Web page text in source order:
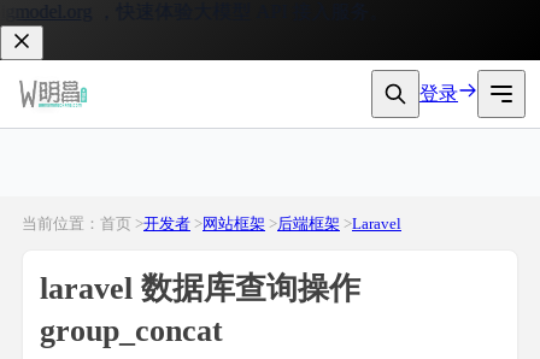
，快速体验大模型 API 接入服务。
登录
当前位置：首页 >开发者 >网站框架 >后端框架 >Laravel
laravel 数据库查询操作
group_concat